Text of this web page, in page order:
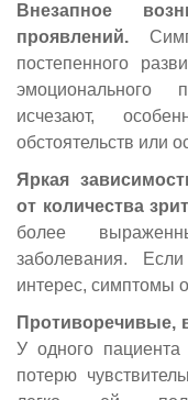
Внезапное
проявлений.
постепенного
эмоционального
исчезают,
обстоятельств или
Яркая
от количества
более
заболевания.
интерес, симптомы
Противоречивые,
У одного
потерю